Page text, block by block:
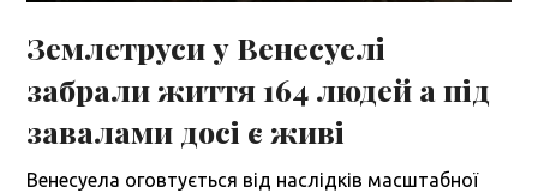
Землетруси у Венесуелі
забрали життя 164 людей а під
завалами досі є живі
Венесуела оговтується від наслідків масштабної